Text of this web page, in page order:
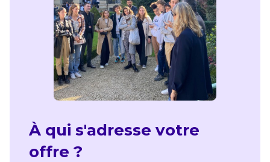
À qui s'adresse votre
offre ?